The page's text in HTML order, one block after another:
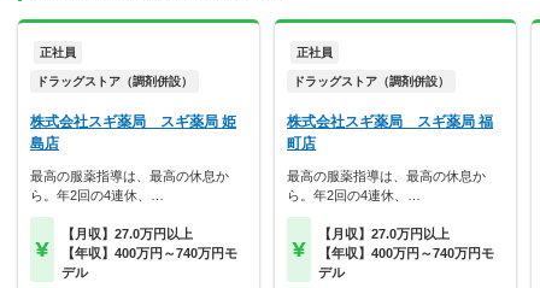
正社員
ドラッグストア（調剤併設）
株式会社スギ薬局 スギ薬局 姫
島店
最高の服薬指導は、最高の休息か
ら。年2回の4連休、…
【月収】27.0万円以上
【年収】400万円～740万円モ
デル
正社員
ドラッグストア（調剤併設）
株式会社スギ薬局 スギ薬局 福
町店
最高の服薬指導は、最高の休息か
ら。年2回の4連休、…
【月収】27.0万円以上
【年収】400万円～740万円モ
デル